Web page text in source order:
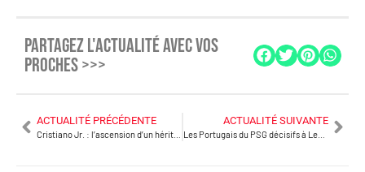
PARTAGEZ L'ACTUALITÉ AVEC VOS
PROCHES >>>
ACTUALITÉ PRÉCÉDENTE ACTUALITÉ SUIVANTE